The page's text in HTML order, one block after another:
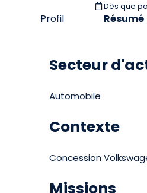
Dès que
Profil Résumé
Secteur
Automobile
Contexte
Concession
Missions